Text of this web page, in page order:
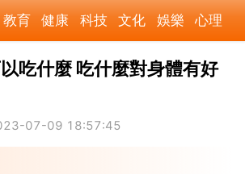
教育 健康 科技 文化 娛樂 心理
美食 遊戲 時尚 家居 財經 旅遊
軍事
吃什麼 吃什麼對身體有好
07-09 18:57:45